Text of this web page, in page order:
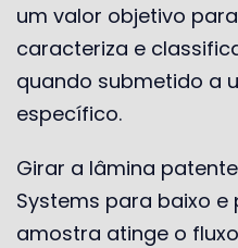
um valor objetivo
caracteriza e
quando submetido a
específico.
Girar a lâmina
Systems para baixo
amostra atinge o